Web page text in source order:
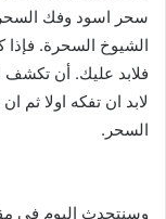
سحر اسود وفك السحر
الشيوخ السحرة. فإذا
فلابد عليك. أن تكشف
لابد ان تفكه اولا ثم
السحر.
وسنتحدث اليوم في